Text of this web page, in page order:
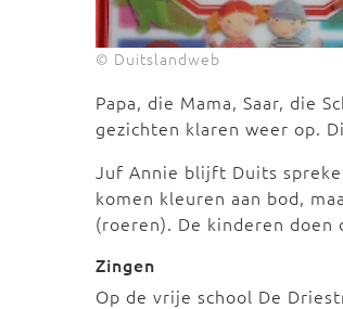
© Duitslandweb
Papa, die Mama, Saar, die
gezichten klaren weer op.
Juf Annie blijft Duits
komen kleuren aan bod,
(roeren). De kinderen
Zingen
Op de vrije school De